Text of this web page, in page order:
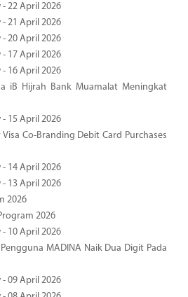
22 April 2026
21 April 2026
20 April 2026
17 April 2026
16 April 2026
iB Hijrah Bank Muamalat Meningkat
15 April 2026
Co-Branding Debit Card Purchases
14 April 2026
13 April 2026
2026
2026
10 April 2026
MADINA Naik Dua Digit Pada
09 April 2026